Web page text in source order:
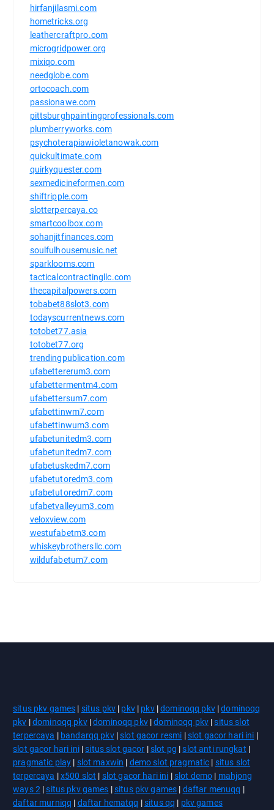
hirfanjilasmi.com
hometricks.org
leathercraftpro.com
microgridpower.org
mixiqo.com
needglobe.com
ortocoach.com
passionawe.com
pittsburghpaintingprofessionals.com
plumberryworks.com
psychoterapiawioletanowak.com
quickultimate.com
quirkyquester.com
sexmedicineformen.com
shiftripple.com
slotterpercaya.co
smartcoolbox.com
sohanjitfinances.com
soulfulhousemusic.net
sparklooms.com
tacticalcontractingllc.com
thecapitalpowers.com
tobabet88slot3.com
todayscurrentnews.com
totobet77.asia
totobet77.org
trendingpublication.com
ufabettererum3.com
ufabettermentm4.com
ufabettersum7.com
ufabettinwm7.com
ufabettinwum3.com
ufabetunitedm3.com
ufabetunitedm7.com
ufabetuskedm7.com
ufabetutoredm3.com
ufabetutoredm7.com
ufabetvalleyum3.com
veloxview.com
westufabetm3.com
whiskeybrothersllc.com
wildufabetum7.com
situs pkv games | situs pkv| pkv| pkv|dominoqq pkv|dominoqq
pkv |dominoqq pkv|dominoqq pkv|dominoqq pkv|situs slot
terpercaya | bandarqq pkv|slot gacor resmi |slot gacor hari ini |
slot gacor hari ini|situs slot gacor |slot pg |slot anti rungkat |
pragmatic play | slot maxwin | demo slot pragmatic | situs slot
terpercaya |x500 slot | slot gacor hari ini |slot demo | mahjong
ways 2|situs pkv games |situs pkv games | daftar menuqq |
daftar murniqq | daftar hematqq |situs qq | pkv games